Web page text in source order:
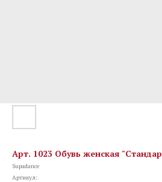
Арт. 1023 Обувь женская
Supadance
Артикул: